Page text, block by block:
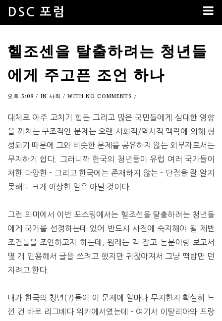
DSC 포럼
헬조센을 탈출하려는 청년들
에게 주고픈 조언 하나
오후 5:08 / IN 사회 / WITH NO COMMENTS /
대체로 아주 고치기 힘든 그리고 많은 국민들에게 심대한 영향
을 끼치는 구조적인 문제는 오랜 사회적/역사적 맥락에 의해 형
성되기 때문에 그와 비슷한 문제를 공유하지 않는 외부자로서는
무지하기 쉽다. 그러니까 한국의 청년들이 유럽 여러 국가들이
처한 다양한 - 그리고 한국에는 존재하지 않는 - 단점을 잘 알지
못해도 크게 이상한 일은 아닐 것이다.
그런 의미에서 이번 포스팅에서는 헬조선을 탈출하려는 청년들
에게 국가를 선정하는데 있어 반드시 사전에 숙지해야 될 제반
조건들을 조언하고자 하는데, 원래는 각 잡고 논문이랑 보고서
몇 개 인용해서 글을 쓰려고 했지만 귀찮아져서 그냥 떡밥만 던
지려고 한다.
내가 한국의 청년(?)들이 이 문제에 얼마나 무지한지 확실히 느
낀 건 바로 리그베다 위키에서였는데 - 여기서 이탈리아와 프랑